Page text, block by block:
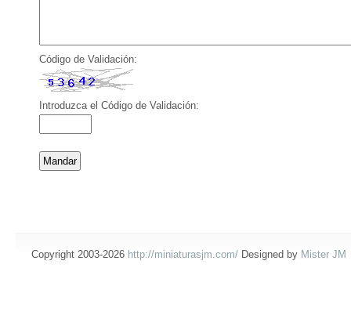
Código de Validación:
Introduzca el Código de Validación:
Copyright 2003-2026 http://miniaturasjm.com/ Designed by Mister JM